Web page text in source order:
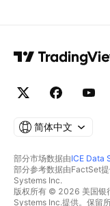
简体中文
部分市场数据由ICE Data
部分参考数据由FactSet
Systems Inc.
版权所有 © 2026 美国银
Systems Inc.提供。保留所